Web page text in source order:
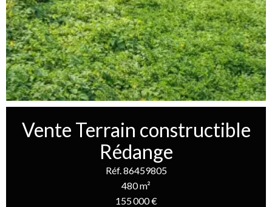
Vente Terrain constructible
Rédange
Réf. 86459805
480 m²
155 000 €